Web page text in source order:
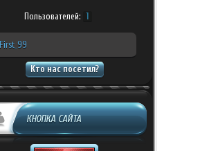
Пользователей: 1
First_99
Кто нас посетил?
КНОПКА САЙТА